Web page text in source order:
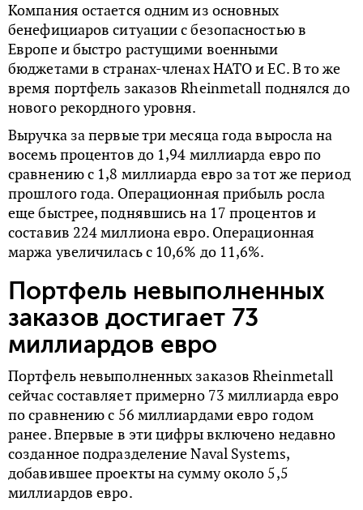
Компания остается одним из основных
бенефициаров ситуации с безопасностью в
Европе и быстро растущими военными
бюджетами в странах-членах НАТО и ЕС. В то же
время портфель заказов Rheinmetall поднялся до
нового рекордного уровня.
Выручка за первые три месяца года выросла на
восемь процентов до 1,94 миллиарда евро по
сравнению с 1,8 миллиарда евро за тот же период
прошлого года. Операционная прибыль росла
еще быстрее, поднявшись на 17 процентов и
составив 224 миллиона евро. Операционная
маржа увеличилась с 10,6% до 11,6%.
Портфель невыполненных
заказов достигает 73
миллиардов евро
Портфель невыполненных заказов Rheinmetall
сейчас составляет примерно 73 миллиарда евро
по сравнению с 56 миллиардами евро годом
ранее. Впервые в эти цифры включено недавно
созданное подразделение Naval Systems,
добавившее проекты на сумму около 5,5
миллиардов евро.